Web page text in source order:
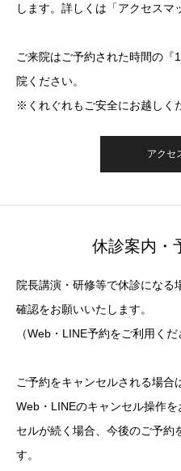
します。詳しくは「アクセスマ
ご来院はご予約された時間の
院ください。
※くれぐれもご安全にお越しく
アクセ
休診案内・
院長講演・研修等で休診にな
確認をお願いいたします。
（Web・LINE予約をご利用くだ
ご予約をキャンセルされる場合
Web・LINEのキャンセル操作
セルが続く場合、今後のご予約
す。